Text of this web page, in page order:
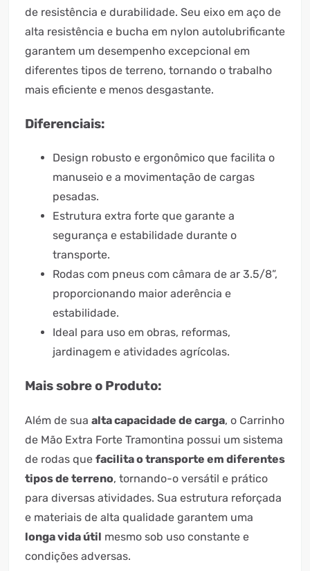
de resistência e durabilidade. Seu eixo em aço de
alta resistência e bucha em nylon autolubrificante
garantem um desempenho excepcional em
diferentes tipos de terreno, tornando o trabalho
mais eficiente e menos desgastante.
Diferenciais:
Design robusto e ergonômico que facilita o
manuseio e a movimentação de cargas
pesadas.
Estrutura extra forte que garante a
segurança e estabilidade durante o
transporte.
Rodas com pneus com câmara de ar 3.5/8”,
proporcionando maior aderência e
estabilidade.
Ideal para uso em obras, reformas,
jardinagem e atividades agrícolas.
Mais sobre o Produto:
Além de sua alta capacidade de carga, o Carrinho
de Mão Extra Forte Tramontina possui um sistema
de rodas que facilita o transporte em diferentes
tipos de terreno, tornando-o versátil e prático
para diversas atividades. Sua estrutura reforçada
e materiais de alta qualidade garantem uma
longa vida útil mesmo sob uso constante e
condições adversas.